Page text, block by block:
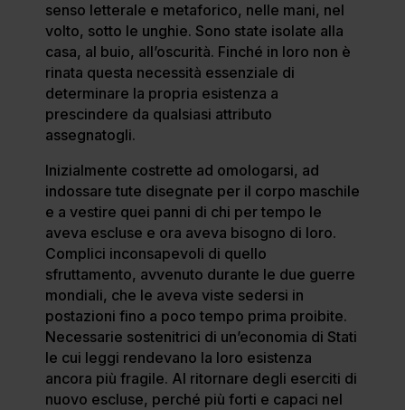
senso letterale e metaforico, nelle mani, nel
volto, sotto le unghie. Sono state isolate alla
casa, al buio, all’oscurità. Finché in loro non è
rinata questa necessità essenziale di
determinare la propria esistenza a
prescindere da qualsiasi attributo
assegnatogli.
Inizialmente costrette ad omologarsi, ad
indossare tute disegnate per il corpo maschile
e a vestire quei panni di chi per tempo le
aveva escluse e ora aveva bisogno di loro.
Complici inconsapevoli di quello
sfruttamento, avvenuto durante le due guerre
mondiali, che le aveva viste sedersi in
postazioni fino a poco tempo prima proibite.
Necessarie sostenitrici di un’economia di Stati
le cui leggi rendevano la loro esistenza
ancora più fragile. Al ritornare degli eserciti di
nuovo escluse, perché più forti e capaci nel